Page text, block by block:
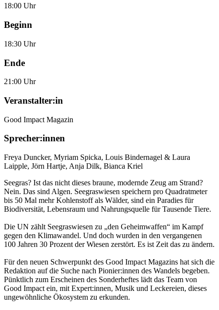
18:00 Uhr
Beginn
18:30 Uhr
Ende
21:00 Uhr
Veranstalter:in
Good Impact Magazin
Sprecher:innen
Freya Duncker, Myriam Spicka, Louis Bindernagel & Laura
Laipple, Jörn Hartje, Anja Dilk, Bianca Kriel
Seegras? Ist das nicht dieses braune, modernde Zeug am Strand?
Nein. Das sind Algen. Seegraswiesen speichern pro Quadratmeter
bis 50 Mal mehr Kohlenstoff als Wälder, sind ein Paradies für
Biodiversität, Lebensraum und Nahrungsquelle für Tausende Tiere.
Die UN zählt Seegraswiesen zu „den Geheimwaffen“ im Kampf
gegen den Klimawandel. Und doch wurden in den vergangenen
100 Jahren 30 Prozent der Wiesen zerstört. Es ist Zeit das zu ändern.
Für den neuen Schwerpunkt des Good Impact Magazins hat sich die
Redaktion auf die Suche nach Pionier:innen des Wandels begeben.
Pünktlich zum Erscheinen des Sonderheftes lädt das Team von
Good Impact ein, mit Expert:innen, Musik und Leckereien, dieses
ungewöhnliche Ökosystem zu erkunden.